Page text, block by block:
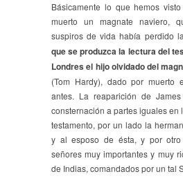
Básicamente lo que hemos
muerto un magnate naviero,
suspiros de vida había perdido
que se produzca la lectura del
Londres el hijo olvidado del
(Tom Hardy), dado por muerto
antes. La reaparición de
consternación a partes iguales en
testamento, por un lado la
y al esposo de ésta, y por
señores muy importantes y muy
de Indias, comandados por un tal